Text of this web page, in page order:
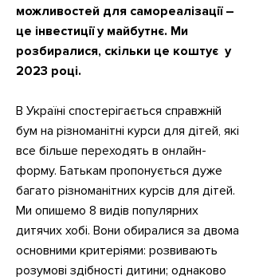
можливостей для самореалізації –
це інвестиції у майбутнє. Ми
розбиралися, скільки це коштує у
2023 році.
В Україні спостерігається справжній
бум на різноманітні курси для дітей, які
все більше переходять в онлайн-
форму. Батькам пропонується дуже
багато різноманітних курсів для дітей.
Ми опишемо 8 видів популярних
дитячих хобі. Вони обиралися за двома
основними критеріями: розвивають
розумові здібності дитини; однаково